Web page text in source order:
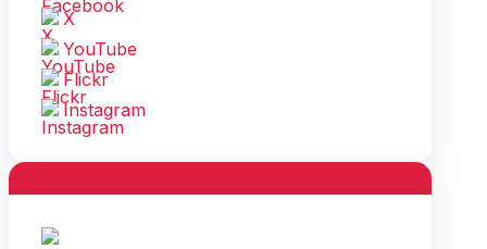
X
YouTube
Flickr
Instagram